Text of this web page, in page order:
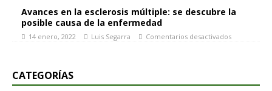
Avances en la esclerosis múltiple: se descubre la
posible causa de la enfermedad
14 enero, 2022 Luis Segarra Comentarios desactivados
CATEGORÍAS